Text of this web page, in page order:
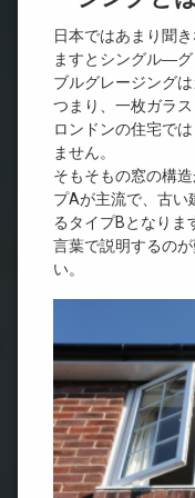
日本ではあまり聞
ますとシングル―
ブルグレージング
つまり、一枚ガラ
ロンドンの住宅で
ません。
そもそもの窓の構
プAが主流で、古い
るタイプBとなりま
言葉で説明するの
い。